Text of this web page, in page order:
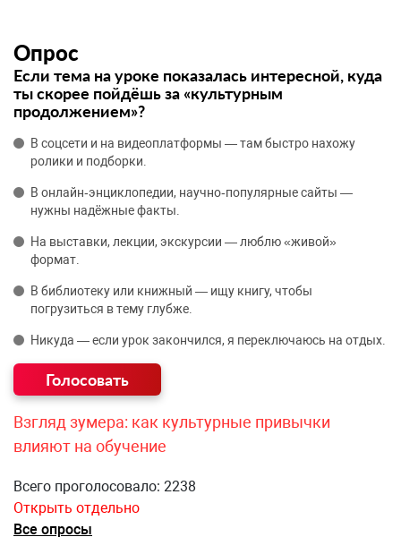
Опрос
Если тема на уроке показалась интересной, куда
ты скорее пойдёшь за «культурным
продолжением»?
В соцсети и на видеоплатформы — там быстро нахожу
ролики и подборки.
В онлайн‑энциклопедии, научно‑популярные сайты —
нужны надёжные факты.
На выставки, лекции, экскурсии — люблю «живой»
формат.
В библиотеку или книжный — ищу книгу, чтобы
погрузиться в тему глубже.
Никуда — если урок закончился, я переключаюсь на отдых.
Взгляд зумера: как культурные привычки
влияют на обучение
Всего проголосовало: 2238
Открыть отдельно
Все опросы